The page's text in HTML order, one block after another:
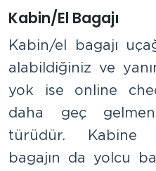
Kabin/El Bagajı
Kabin/el bagajı
alabildiğiniz ve
yok ise online
daha geç
türüdür. Kabine
bagajın da yolcu